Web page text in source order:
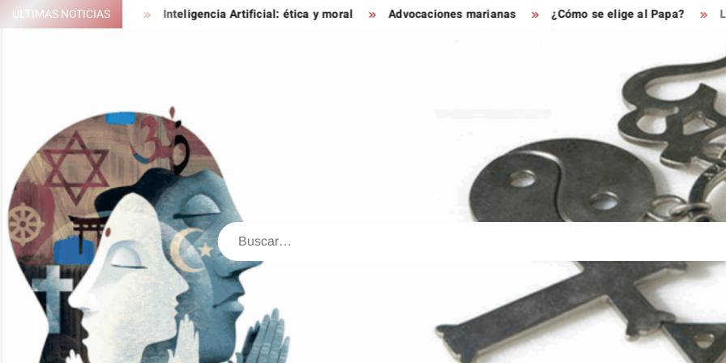
Saltar
ÚLTIMAS NOTICIAS
siempre a tu lado Inteligencia Artificial: ética y moral Advocaciones marianas ¿Cómo se elige al Papa? LA
Buscar